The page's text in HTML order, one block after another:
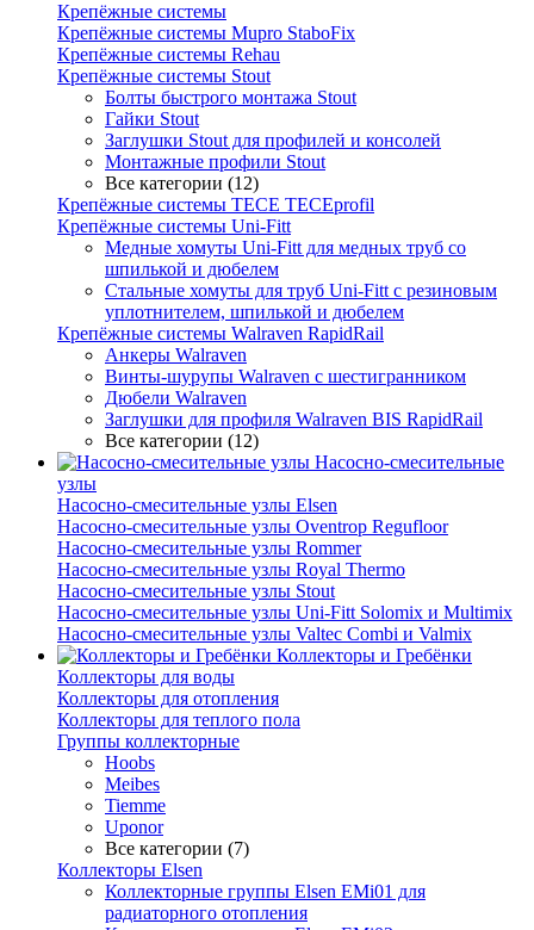
Крепёжные системы
Крепёжные системы Mupro StaboFix
Крепёжные системы Rehau
Крепёжные системы Stout
Болты быстрого монтажа Stout
Гайки Stout
Заглушки Stout для профилей и консолей
Монтажные профили Stout
Все категории (12)
Крепёжные системы TECE TECEprofil
Крепёжные системы Uni-Fitt
Медные хомуты Uni-Fitt для медных труб со
шпилькой и дюбелем
Стальные хомуты для труб Uni-Fitt с резиновым
уплотнителем, шпилькой и дюбелем
Крепёжные системы Walraven RapidRail
Анкеры Walraven
Винты-шурупы Walraven с шестигранником
Дюбели Walraven
Заглушки для профиля Walraven BIS RapidRail
Все категории (12)
Насосно-смесительные
узлы
Насосно-смесительные узлы Elsen
Насосно-смесительные узлы Oventrop Regufloor
Насосно-смесительные узлы Rommer
Насосно-смесительные узлы Royal Thermo
Насосно-смесительные узлы Stout
Насосно-смесительные узлы Uni-Fitt Solomix и Multimix
Насосно-смесительные узлы Valtec Combi и Valmix
Коллекторы и Гребёнки
Коллекторы для воды
Коллекторы для отопления
Коллекторы для теплого пола
Группы коллекторные
Hoobs
Meibes
Tiemme
Uponor
Все категории (7)
Коллекторы Elsen
Коллекторные группы Elsen EMi01 для
радиаторного отопления